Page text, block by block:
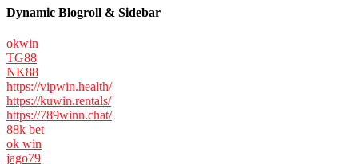
Dynamic Blogroll & Sidebar
okwin
TG88
NK88
https://vipwin.health/
https://kuwin.rentals/
https://789winn.chat/
88k bet
ok win
jago79